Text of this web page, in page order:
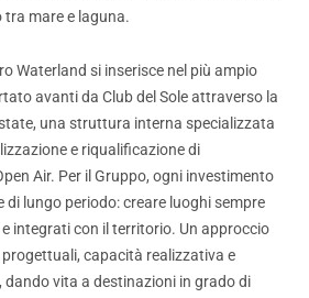
mare e laguna.
Waterland si inserisce nel più ampio
avanti da Club del Sole attraverso la
una struttura interna specializzata
e riqualificazione di
Air. Per il Gruppo, ogni investimento
di lungo periodo: creare luoghi sempre
integrati con il territorio. Un approccio
capacità realizzativa e
dando vita a destinazioni in grado di